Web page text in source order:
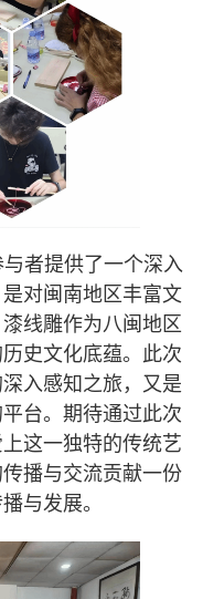
者提供了一个深入
对闽南地区丰富文
线雕作为八闽地区
史文化底蕴。此次
入感知之旅，又是
台。期待通过此次
这一独特的传统艺
播与交流贡献一份
与发展。